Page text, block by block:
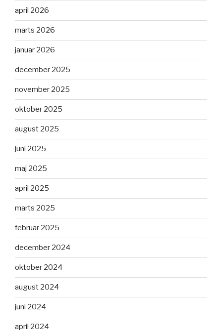
april 2026
marts 2026
januar 2026
december 2025
november 2025
oktober 2025
august 2025
juni 2025
maj 2025
april 2025
marts 2025
februar 2025
december 2024
oktober 2024
august 2024
juni 2024
april 2024